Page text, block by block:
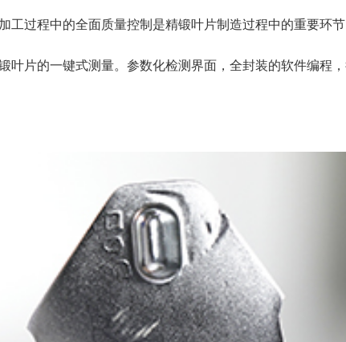
过程中的全面质量控制是精锻叶片制造过程中的重要环节
叶片的一键式测量。参数化检测界面，全封装的软件编程